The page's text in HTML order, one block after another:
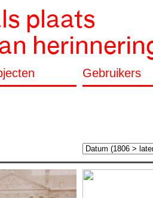
plaats
Gebruikers